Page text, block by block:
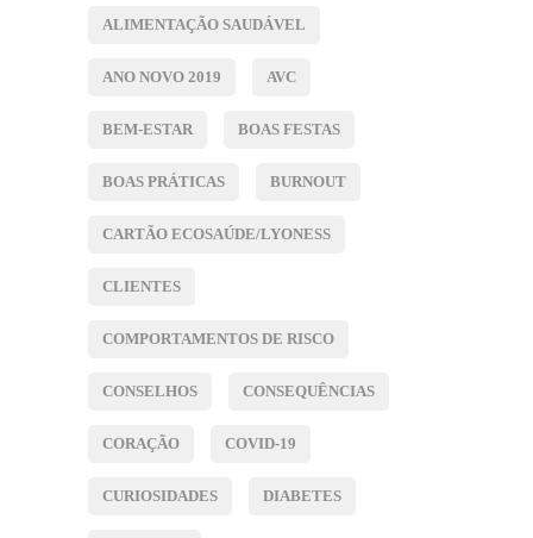
ALIMENTAÇÃO SAUDÁVEL
ANO NOVO 2019 AVC
BEM-ESTAR BOAS FESTAS
BOAS PRÁTICAS BURNOUT
CARTÃO ECOSAÚDE/LYONESS
CLIENTES
COMPORTAMENTOS DE RISCO
CONSELHOS CONSEQUÊNCIAS
CORAÇÃO COVID-19
CURIOSIDADES DIABETES